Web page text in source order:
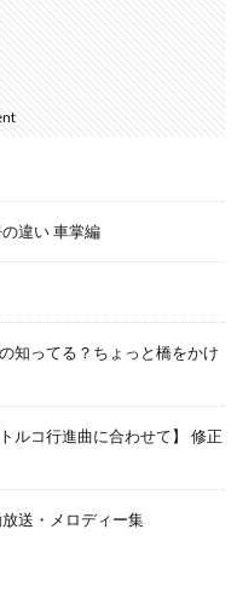
違い 車掌編
知ってる？ちょっと橋をかけ
ルコ行進曲に合わせて】 修正
送・メロディー集